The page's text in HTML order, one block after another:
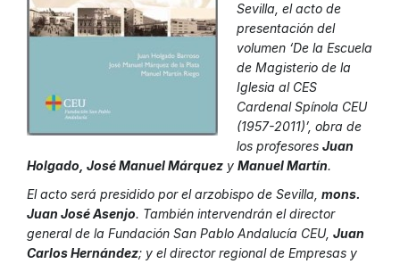
Sevilla, el acto de
presentación del
volumen ‘De la Escuela
de Magisterio de la
Iglesia al CES
Cardenal Spínola CEU
(1957-2011)’, obra de
los profesores Juan
Holgado, José Manuel Márquez y Manuel Martín.
El acto será presidido por el arzobispo de Sevilla, mons.
Juan José Asenjo. También intervendrán el director
general de la Fundación San Pablo Andalucía CEU, Juan
Carlos Hernández; y el director regional de Empresas y